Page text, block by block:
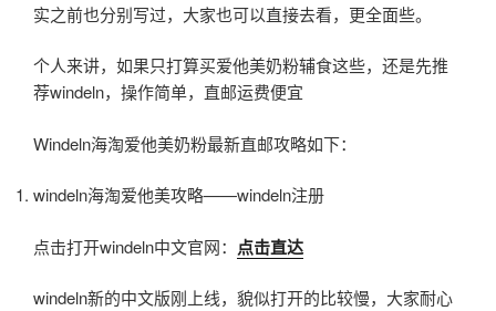
实之前也分别写过，大家也可以直接去看，更全面些。
个人来讲，如果只打算买爱他美奶粉辅食这些，还是先推
荐windeln，操作简单，直邮运费便宜
Windeln海淘爱他美奶粉最新直邮攻略如下：
windeln海淘爱他美攻略——windeln注册
点击打开windeln中文官网： 点击直达
windeln新的中文版刚上线，貌似打开的比较慢，大家耐心